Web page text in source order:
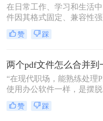
等核心困扰。那么多个pdf
一个pdf呢？本文基于真实
用技能。
在日常工作、学习和生活
件因其格式固定、兼容性
档交换的主流格式。然而，
遇到需要将多个PDF文件合
提交组合文档。虽然市面上
费软件提供PDF编辑功能
案同样能高效完成任务。
免费合并为一个文件呢？
介绍五种免费合并PDF文件
涵盖在线工具、桌面软件、
赞 踩
“在现代职场，能熟练处理
使用办公软件一样，是摆脱
白’标签、提升个人效率的
争力。”——小编“领导刚把
赞 踩